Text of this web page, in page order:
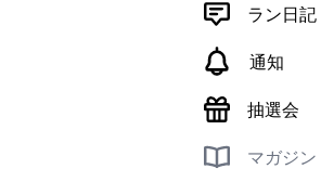
ラン日記
通知
抽選会
マガジン